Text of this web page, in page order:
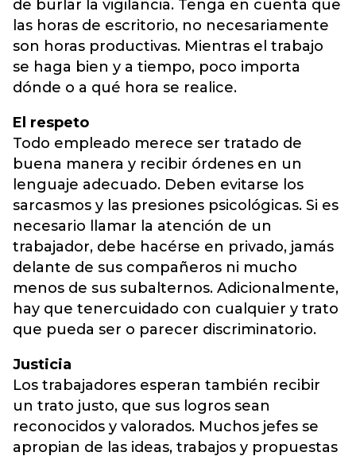
de burlar la vigilancia. Tenga en cuenta que
las horas de escritorio, no necesariamente
son horas productivas. Mientras el trabajo
se haga bien y a tiempo, poco importa
dónde o a qué hora se realice.
El respeto
Todo empleado merece ser tratado de
buena manera y recibir órdenes en un
lenguaje adecuado. Deben evitarse los
sarcasmos y las presiones psicológicas. Si es
necesario llamar la atención de un
trabajador, debe hacérse en privado, jamás
delante de sus compañeros ni mucho
menos de sus subalternos. Adicionalmente,
hay que tenercuidado con cualquier y trato
que pueda ser o parecer discriminatorio.
Justicia
Los trabajadores esperan también recibir
un trato justo, que sus logros sean
reconocidos y valorados. Muchos jefes se
apropian de las ideas, trabajos y propuestas